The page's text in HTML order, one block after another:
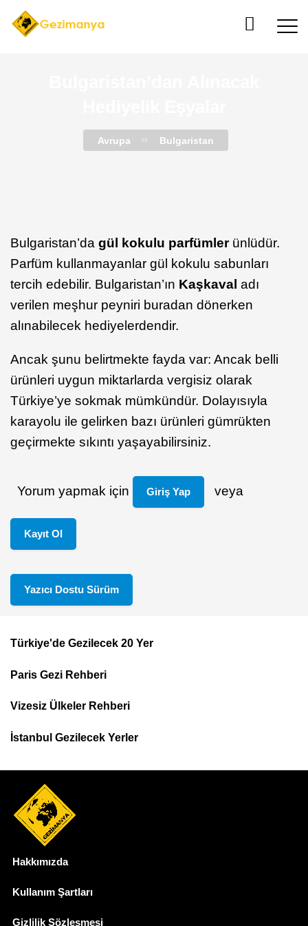
Avrupa Bulgaristan
Bulgaristan’da gül kokulu parfümlerünlüdür.
Parfüm kullanmayanlar gül kokulu sabunları
tercih edebilir. Bulgaristan’ın Kaşkaval adı
verilen meşhur peyniri buradan dönerken
alınabilecek hediyelerdendir.
Ancak şunu belirtmekte fayda var: Ancak belli
ürünleri uygun miktarlarda vergisiz olarak
Türkiye’ye sokmak mümkündür. Dolayısıyla
karayolu ile gelirken bazı ürünleri gümrükten
geçirmekte sıkıntı yaşayabilirsiniz.
Yorum yapmak için Giriş Yap veya
Kayıt Ol
Yazıcı Dostu Sürüm
Footer
Top
Menu
Türkiye'de Gezilecek 20 Yer
Paris Gezi Rehberi
Vizesiz Ülkeler Rehberi
İstanbul Gezilecek Yerler
Hakkımızda
Kullanım Şartları
Gizlilik Sözleşmesi